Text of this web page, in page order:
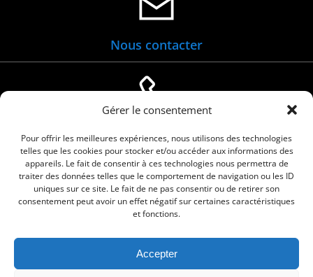
Gérer le consentement
Pour offrir les meilleures expériences, nous utilisons des technologies
telles que les cookies pour stocker et/ou accéder aux informations des
appareils. Le fait de consentir à ces technologies nous permettra de
traiter des données telles que le comportement de navigation ou les ID
uniques sur ce site. Le fait de ne pas consentir ou de retirer son
consentement peut avoir un effet négatif sur certaines caractéristiques
et fonctions.
Accepter
Nous contacter
04 66 88 01 05